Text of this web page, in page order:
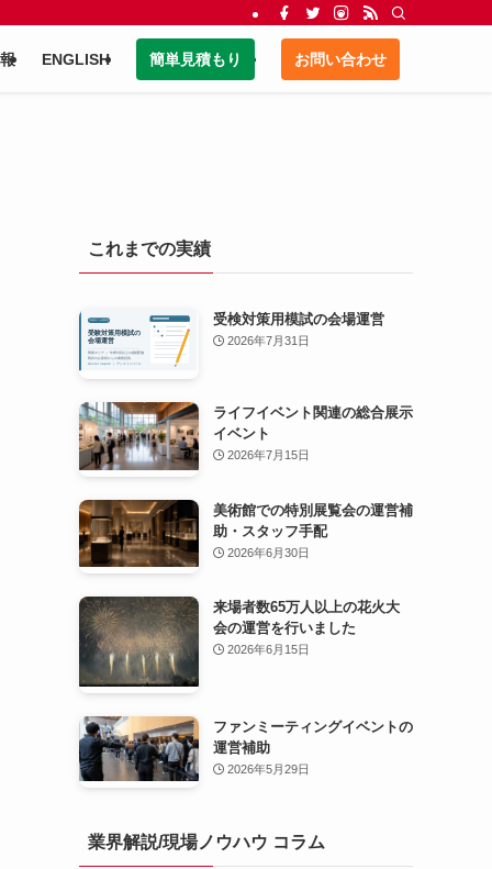
ENGLISH 簡単見積もり お問い合わせ
これまでの実績
受検対策用模試の会場運営
2026年7月31日
ライフイベント関連の総合展示
イベント
2026年7月15日
美術館での特別展覧会の運営補
助・スタッフ手配
2026年6月30日
来場者数65万人以上の花火大
会の運営を行いました
2026年6月15日
ファンミーティングイベントの
運営補助
2026年5月29日
業界解説/現場ノウハウ コラム